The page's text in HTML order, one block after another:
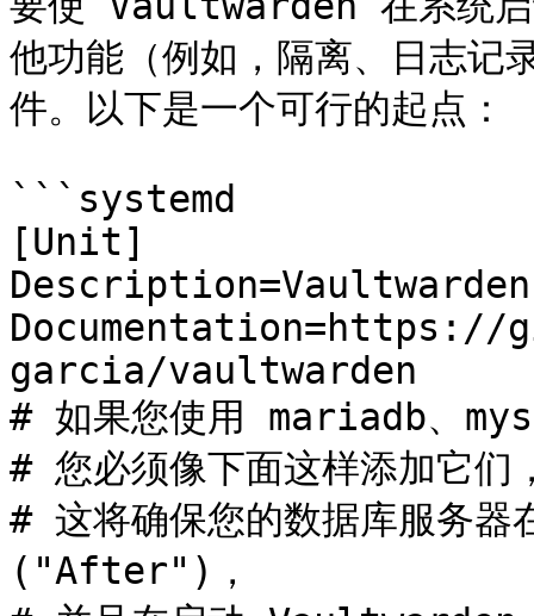
他功能（例如，隔离、日志
件。以下是一个可行的起点：
```systemd
[Unit]
Documentation=https://
garcia/vaultwarden
# 如果您使用 mariadb、
# 您必须像下面这样添加它
# 这将确保您的数据库服务
("After")，